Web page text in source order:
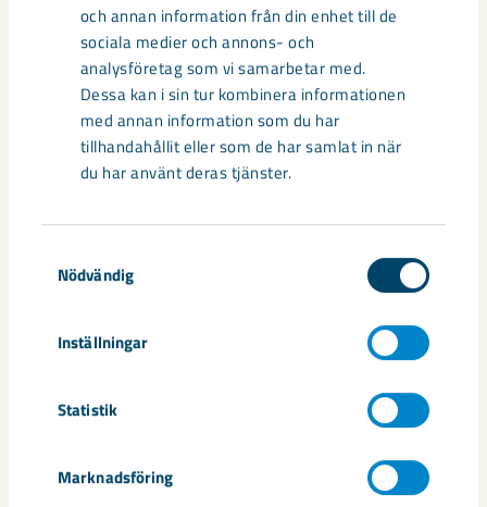
och annan information från din enhet till de
sociala medier och annons- och
analysföretag som vi samarbetar med.
Dessa kan i sin tur kombinera informationen
med annan information som du har
tillhandahållit eller som de har samlat in när
du har använt deras tjänster.
Nödvändig
Inställningar
Statistik
Marknadsföring
Taggar
årsstämma
Relaterat innehåll